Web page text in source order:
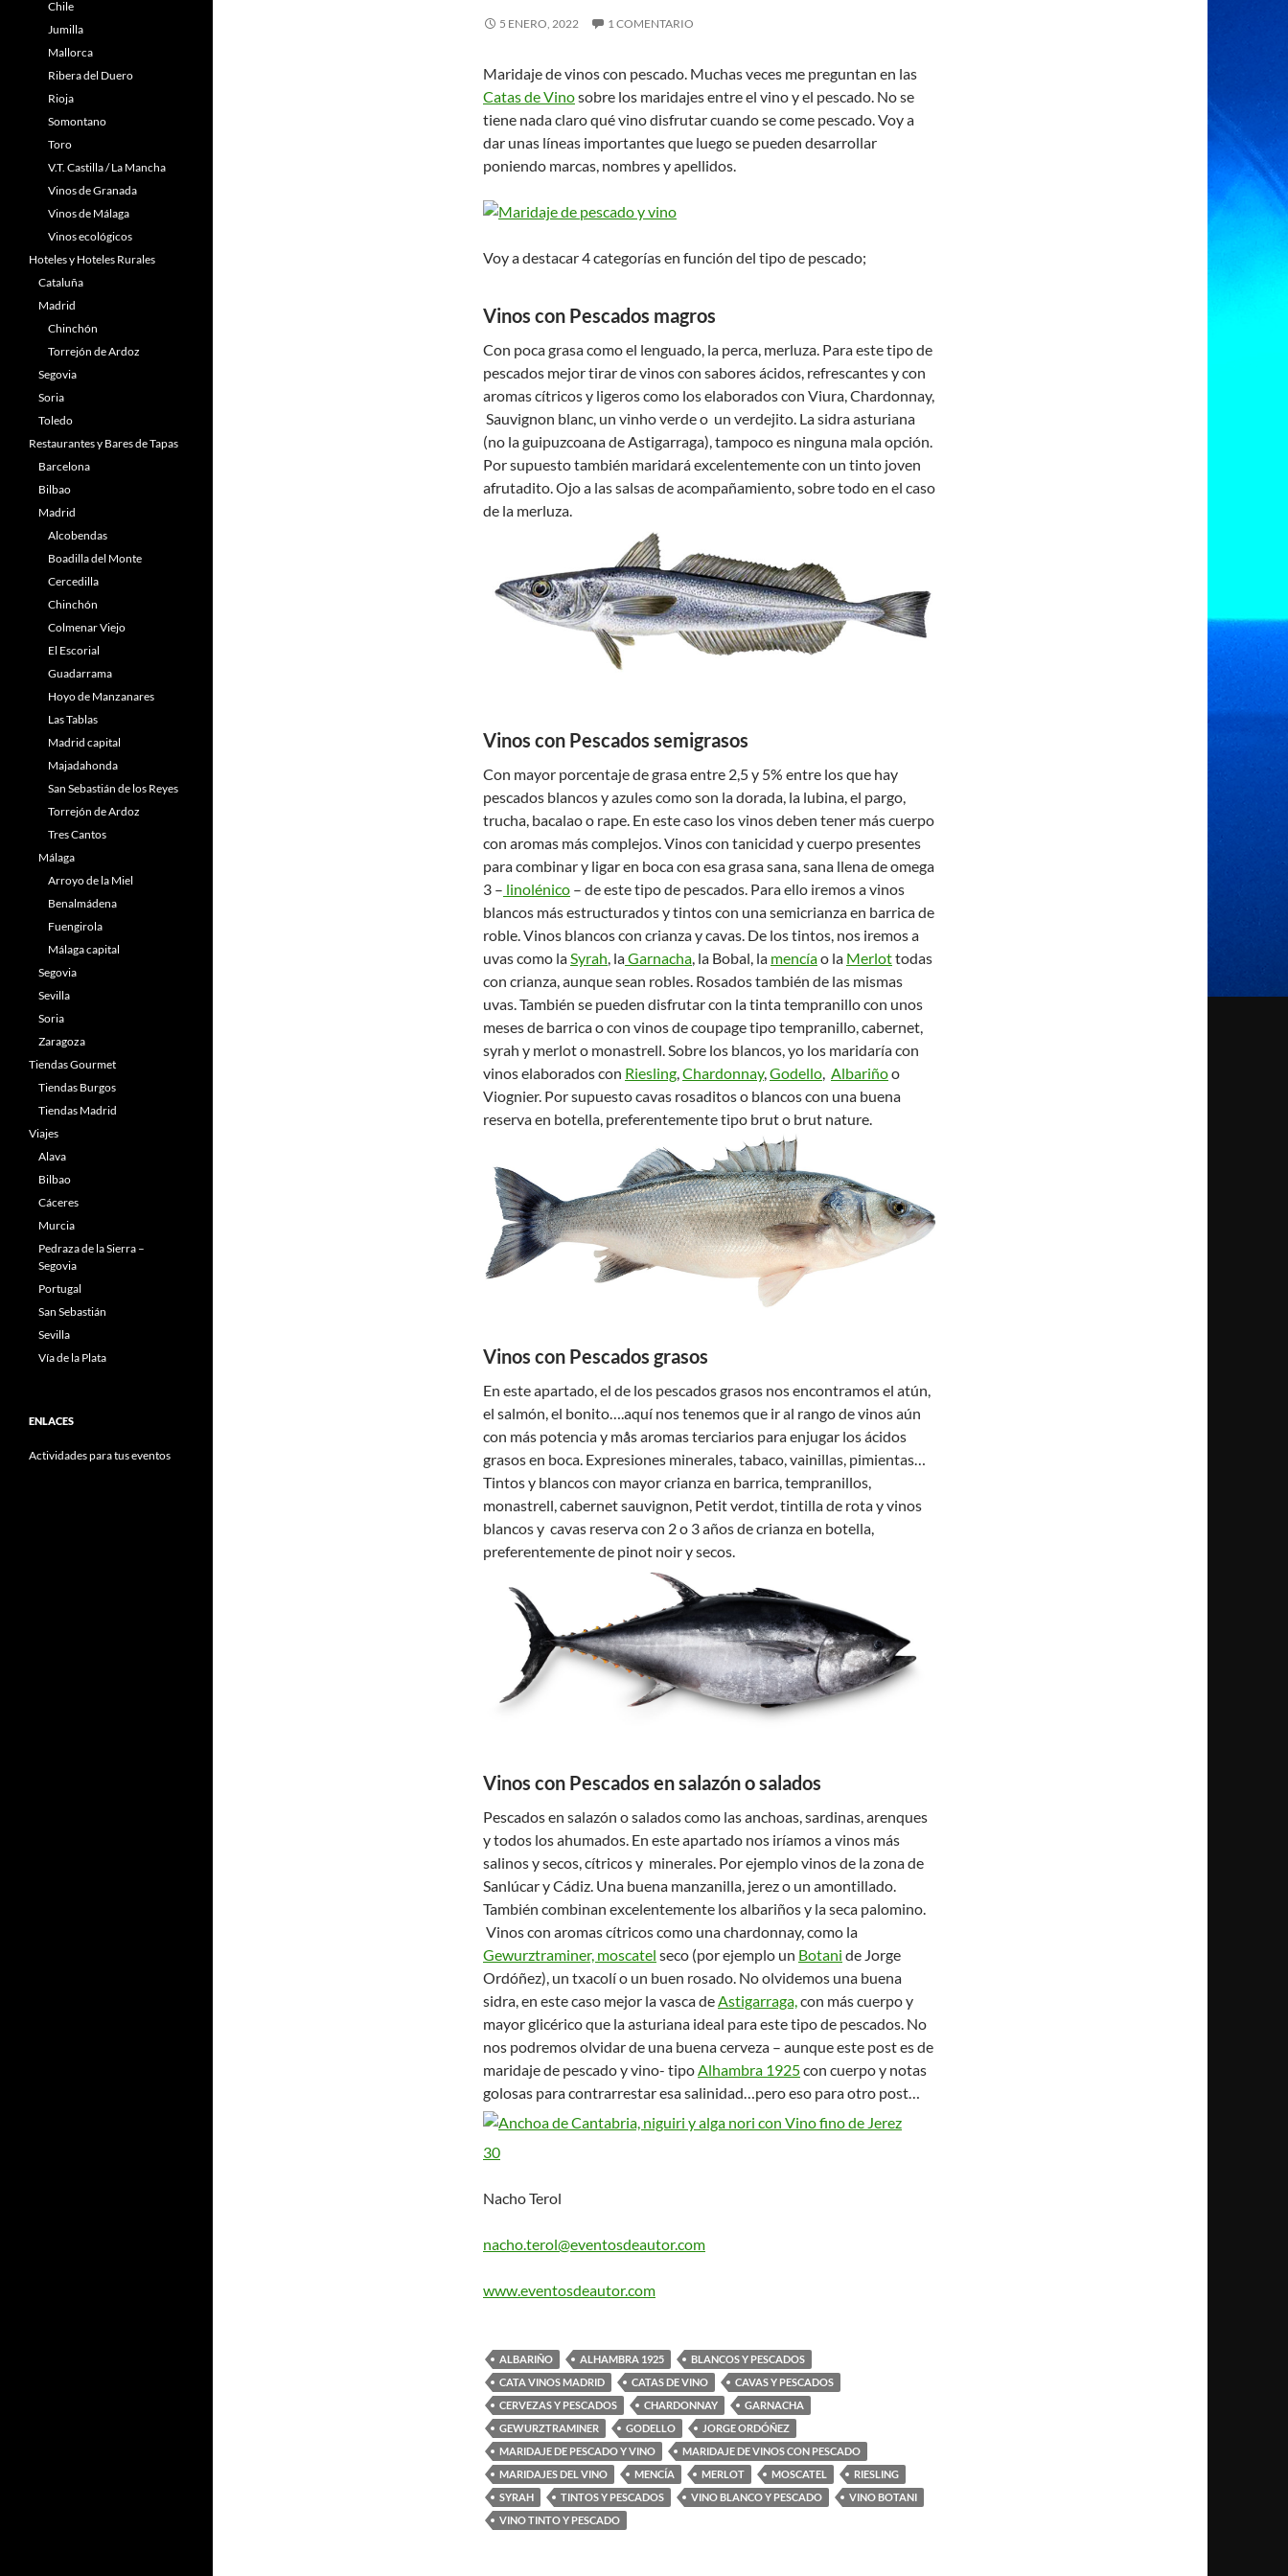
5 ENERO, 2022 1 COMENTARIO
Maridaje de vinos con pescado. Muchas veces me preguntan en las
Catas de Vinosobre los maridajes entre el vino y el pescado. No se
tiene nada claro qué vino disfrutar cuando se come pescado. Voy a
dar unas líneas importantes que luego se pueden desarrollar
poniendo marcas, nombres y apellidos.
Voy a destacar 4 categorías en función del tipo de pescado;
Vinos con Pescados magros
Con poca grasa como el lenguado, la perca, merluza. Para este tipo de
pescados mejor tirar de vinos con sabores ácidos, refrescantes y con
aromas cítricos y ligeros como los elaborados con Viura, Chardonnay,
Sauvignon blanc, un vinho verde o un verdejito. La sidra asturiana
(no la guipuzcoana de Astigarraga), tampoco es ninguna mala opción.
Por supuesto también maridará excelentemente con un tinto joven
afrutadito. Ojo a las salsas de acompañamiento, sobre todo en el caso
de la merluza.
Vinos con Pescados semigrasos
Con mayor porcentaje de grasa entre 2,5 y 5% entre los que hay
pescados blancos y azules como son la dorada, la lubina, el pargo,
trucha, bacalao o rape. En este caso los vinos deben tener más cuerpo
con aromas más complejos. Vinos con tanicidad y cuerpo presentes
para combinar y ligar en boca con esa grasa sana, sana llena de omega
3 – linolénico – de este tipo de pescados. Para ello iremos a vinos
blancos más estructurados y tintos con una semicrianza en barrica de
roble. Vinos blancos con crianza y cavas. De los tintos, nos iremos a
uvas como laSyrah, laGarnacha, la Bobal, la mencíao la Merlottodas
con crianza, aunque sean robles. Rosados también de las mismas
uvas. También se pueden disfrutar con la tinta tempranillo con unos
meses de barrica o con vinos de coupage tipo tempranillo, cabernet,
syrah y merlot o monastrell. Sobre los blancos, yo los maridaría con
vinos elaborados con Riesling,Chardonnay,Godello, Albariñoo
Viognier. Por supuesto cavas rosaditos o blancos con una buena
reserva en botella, preferentemente tipo brut o brut nature.
Vinos con Pescados grasos
En este apartado, el de los pescados grasos nos encontramos el atún,
el salmón, el bonito….aquí nos tenemos que ir al rango de vinos aún
con más potencia y mås aromas terciarios para enjugar los ácidos
grasos en boca. Expresiones minerales, tabaco, vainillas, pimientas…
Tintos y blancos con mayor crianza en barrica, tempranillos,
monastrell, cabernet sauvignon, Petit verdot, tintilla de rota y vinos
blancos y cavas reserva con 2 o 3 años de crianza en botella,
preferentemente de pinot noir y secos.
Vinos con Pescados en salazón o salados
Pescados en salazón o salados como las anchoas, sardinas, arenques
y todos los ahumados. En este apartado nos iríamos a vinos más
salinos y secos, cítricos y minerales. Por ejemplo vinos de la zona de
Sanlúcar y Cádiz. Una buena manzanilla, jerez o un amontillado.
También combinan excelentemente los albariños y la seca palomino.
Vinos con aromas cítricos como una chardonnay, como la
Gewurztraminer, moscatel seco (por ejemplo un Botani de Jorge
Ordóñez), un txacolí o un buen rosado. No olvidemos una buena
sidra, en este caso mejor la vasca deAstigarraga,con más cuerpo y
mayor glicérico que la asturiana ideal para este tipo de pescados. No
nos podremos olvidar de una buena cerveza – aunque este post es de
maridaje de pescado y vino- tipoAlhambra 1925con cuerpo y notas
golosas para contrarrestar esa salinidad…pero eso para otro post…
30
Nacho Terol
nacho.terol@eventosdeautor.com
www.eventosdeautor.com
ALBARIÑO ALHAMBRA 1925
BLANCOS Y PESCADOS
CATA VINOS MADRID
CATAS DE VINO
CAVAS Y PESCADOS
CERVEZAS Y PESCADOS
CHARDONNAY
GARNACHA
GEWURZTRAMINER
GODELLO
JORGE ORDÓÑEZ
MARIDAJE DE PESCADO Y VINO
MARIDAJE DE VINOS CON PESCADO
MARIDAJES DEL VINO
MENCÍA MERLOT MOSCATEL
RIESLING
SYRAH
TINTOS Y PESCADOS VINO BLANCO Y PESCADO
VINO BOTANI
VINO TINTO Y PESCADO
Chile
Jumilla
Mallorca
Ribera del Duero
Rioja
Somontano
Toro
V.T. Castilla / La Mancha
Vinos de Granada
Vinos de Málaga
Vinos ecológicos
Hoteles y Hoteles Rurales
Cataluña
Madrid
Chinchón
Torrejón de Ardoz
Segovia
Soria
Toledo
Restaurantes y Bares de Tapas
Barcelona
Bilbao
Madrid
Alcobendas
Boadilla del Monte
Cercedilla
Chinchón
Colmenar Viejo
El Escorial
Guadarrama
Hoyo de Manzanares
Las Tablas
Madrid capital
Majadahonda
San Sebastián de los Reyes
Torrejón de Ardoz
Tres Cantos
Málaga
Arroyo de la Miel
Benalmádena
Fuengirola
Málaga capital
Segovia
Sevilla
Soria
Zaragoza
Tiendas Gourmet
Tiendas Burgos
Tiendas Madrid
Viajes
Alava
Bilbao
Cáceres
Murcia
Pedraza de la Sierra –
Segovia
Portugal
San Sebastián
Sevilla
Vía de la Plata
ENLACES
Actividades para tus eventos